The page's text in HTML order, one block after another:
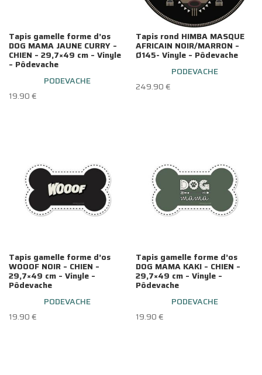
Tapis gamelle forme d’os
DOG MAMA JAUNE CURRY –
CHIEN – 29,7×49 cm – Vinyle
– Pôdevache
PODEVACHE
19.90€
Tapis rond HIMBA MASQUE
AFRICAIN NOIR/MARRON –
Ø145- Vinyle – Pôdevache
PODEVACHE
249.90€
Tapis gamelle forme d’os
WOOOF NOIR – CHIEN –
29,7×49 cm – Vinyle –
Pôdevache
PODEVACHE
19.90€
Tapis gamelle forme d’os
DOG MAMA KAKI – CHIEN –
29,7×49 cm – Vinyle –
Pôdevache
PODEVACHE
19.90€